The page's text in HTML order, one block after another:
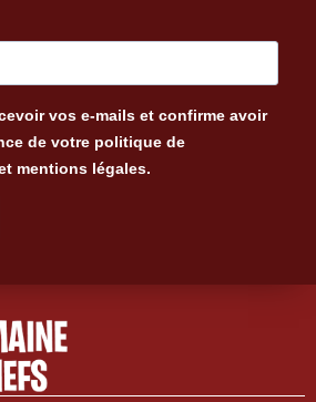
vos e-mails et confirme avoir
de votre politique de
mentions légales.